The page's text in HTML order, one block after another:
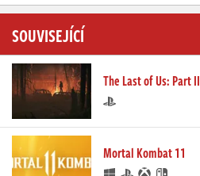
SOUVISEJÍCÍ
The Last of Us: Part II
Mortal Kombat 11